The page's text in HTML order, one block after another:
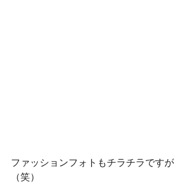
ファッションフォトもチラチラですが
（笑）